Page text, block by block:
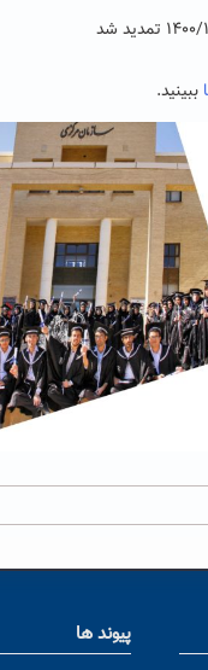
ببینید.
پیوند ها